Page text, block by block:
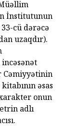
İnstitutunun
cü dərəcə
uzaqdır).
Cəmiyyətinin
əsas
onun
adlı